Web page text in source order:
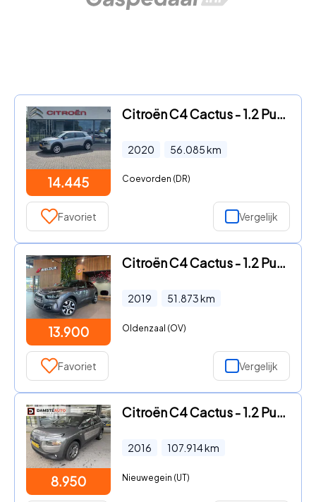
14.445
Citroën C4 Cactus - 1.2 PureTech Business
2020 56.085km
Coevorden (DR)
Favoriet Vergelijk
13.900
Citroën C4 Cactus - 1.2 PureTech Shine Keyless camera trekhaak
2019 51.873km
Oldenzaal (OV)
Favoriet Vergelijk
8.950
Citroën C4 Cactus - 1.2 PureTech Shine
2016 107.914km
Nieuwegein (UT)